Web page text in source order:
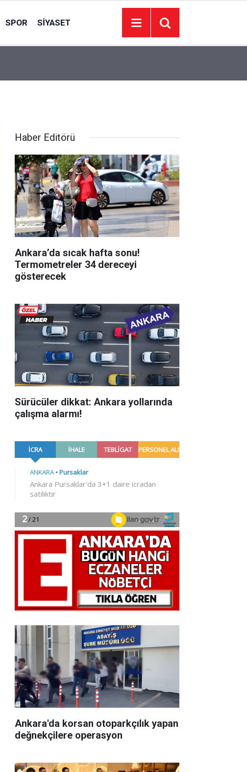
SPOR SIYASET
Haber Editörü
Ankara’da sıcak hafta sonu!
Termometreler 34 dereceyi
gösterecek
Sürücüler dikkat: Ankara yollarında
çalışma alarmı!
Ankara'da korsan otoparkçılık yapan
değnekçilere operasyon